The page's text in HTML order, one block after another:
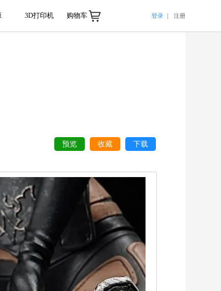
3D打印机 购物车 登录 注册
下载
收藏
预览